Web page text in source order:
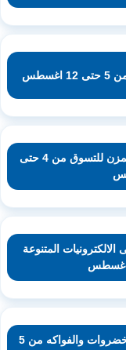
عروض القوت هايبر ماركت والمزن للتسوق من 4 حتى
المتنوعة
عروض اسواق مزون ومدينة الخضروات والفواكه من 5